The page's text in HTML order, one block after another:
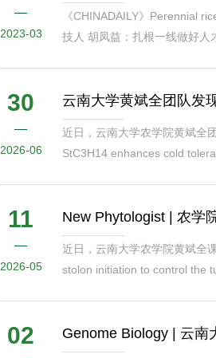
《CHINADAILY》Perennial
技人 胡凤益：扎根一线做好人
2023-03
云南大学黄斌全团队发
近日，云南大学农学院黄斌全
StC3H14 enhances cold
30
2026-06
New Phytologist | 农学
近日，云南大学农学院黄斌全
stolon initiation to control the
11
2026-05
Genome Biology | 云南
02